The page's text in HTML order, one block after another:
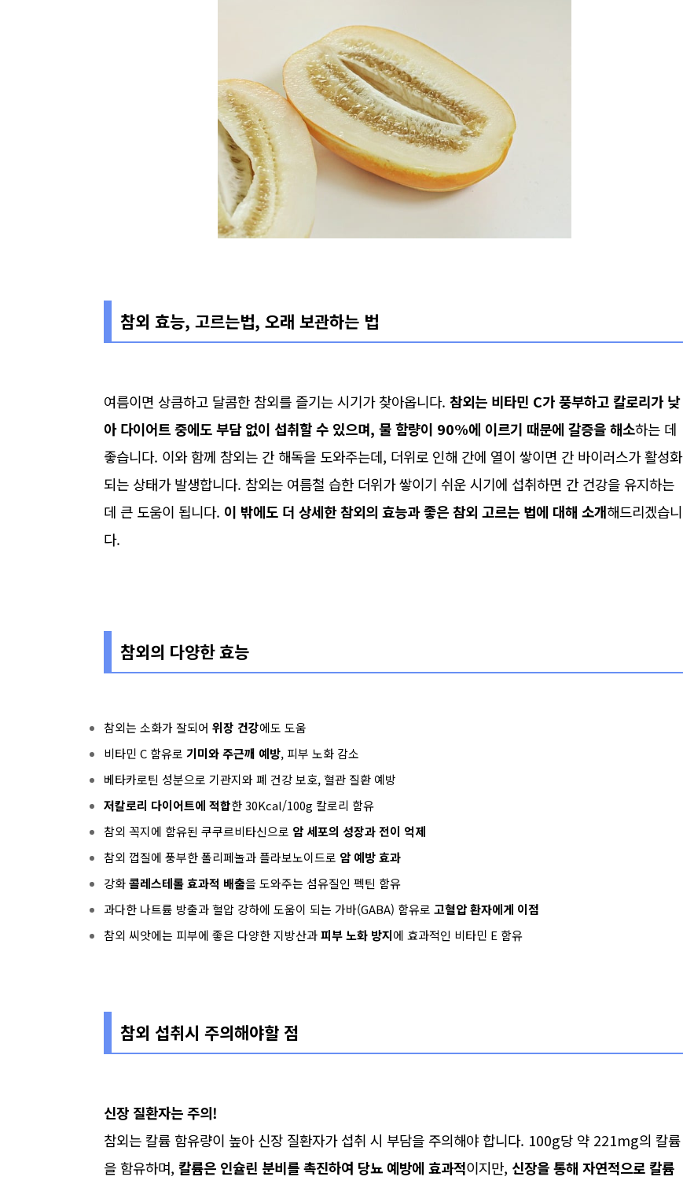
참외 효능, 고르는법, 오래 보관하는 법
여름이면 상큼하고 달콤한 참외를 즐기는 시기가 찾아옵니다. 참외는 비타민 C가 풍부하고 칼로리가 낮
아 다이어트 중에도 부담 없이 섭취할 수 있으며, 물 함량이 90%에 이르기 때문에 갈증을 해소하는 데
좋습니다. 이와 함께 참외는 간 해독을 도와주는데, 더위로 인해 간에 열이 쌓이면 간 바이러스가 활성화
되는 상태가 발생합니다. 참외는 여름철 습한 더위가 쌓이기 쉬운 시기에 섭취하면 간 건강을 유지하는
데 큰 도움이 됩니다. 이 밖에도 더 상세한 참외의 효능과 좋은 참외 고르는 법에 대해 소개해드리겠습니
다.
참외의 다양한 효능
참외는 소화가 잘되어 위장 건강에도 도움
비타민 C 함유로 기미와 주근깨 예방, 피부 노화 감소
베타카로틴 성분으로 기관지와 폐 건강 보호, 혈관 질환 예방
저칼로리 다이어트에 적합한 30Kcal/100g 칼로리 함유
참외 꼭지에 함유된 쿠쿠르비타신으로 암 세포의 성장과 전이 억제
참외 껍질에 풍부한 폴리페놀과 플라보노이드로 암 예방 효과
강화콜레스테롤 효과적 배출을 도와주는 섬유질인 펙틴 함유
과다한 나트륨 방출과 혈압 강하에 도움이 되는 가바(GABA) 함유로 고혈압 환자에게 이점
참외 씨앗에는 피부에 좋은 다양한 지방산과피부 노화 방지에 효과적인 비타민 E 함유
참외 섭취시 주의해야할 점
신장 질환자는 주의!
참외는 칼륨 함유량이 높아 신장 질환자가 섭취 시 부담을 주의해야 합니다. 100g당 약 221mg의 칼륨
을 함유하며, 칼륨은 인슐린 분비를 촉진하여 당뇨 예방에 효과적이지만, 신장을 통해 자연적으로 칼륨